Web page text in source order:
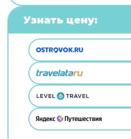
Узнать цену: